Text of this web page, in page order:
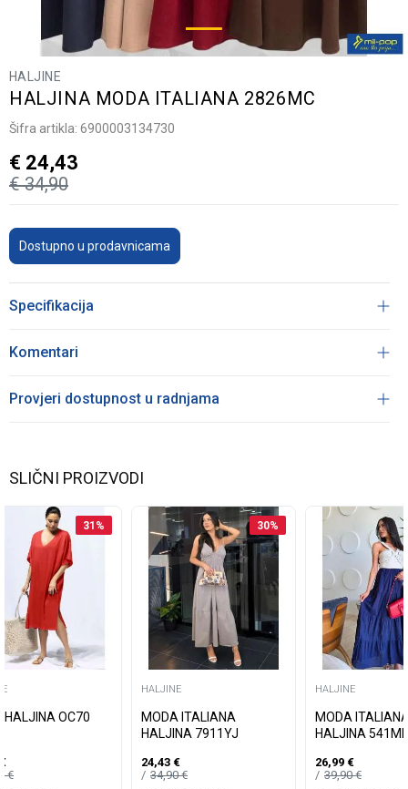
HALJINE
HALJINA MODA ITALIANA 2826MC
Šifra artikla: 6900003134730
€ 34,90
€ 24,43
Dostupno u prodavnicama
Specifikacija
Komentari
Provjeri dostupnost u radnjama
SLIČNI PROIZVODI
31 %
HALJINA OC70
€
€
30%
HALJINE
MODA ITALIANA
HALJINA 7911YJ
24,43 €
34,90€
HALJINE
MODA
HALJINA 541ML
26,99 €
39,90€